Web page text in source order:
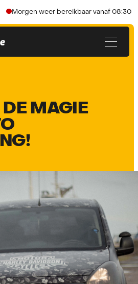
Morgen weer bereikbaar vanaf 08:30
MAGIE